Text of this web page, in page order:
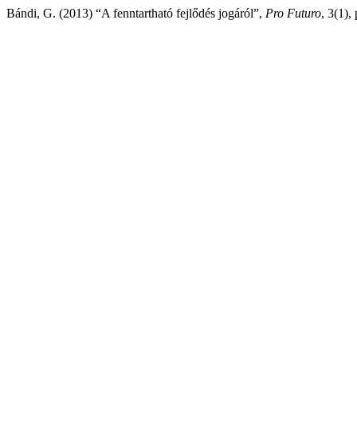
Bándi, G. (2013) “A fenntartható fejlődés jogáról”, Pro Futuro, 3(1),